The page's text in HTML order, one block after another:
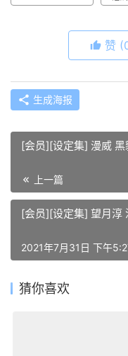
赞
生成海报
[会员][设定集] 漫威
上一篇
[会员][设定集] 望月淳
2021年7月31日 下午
猜你喜欢